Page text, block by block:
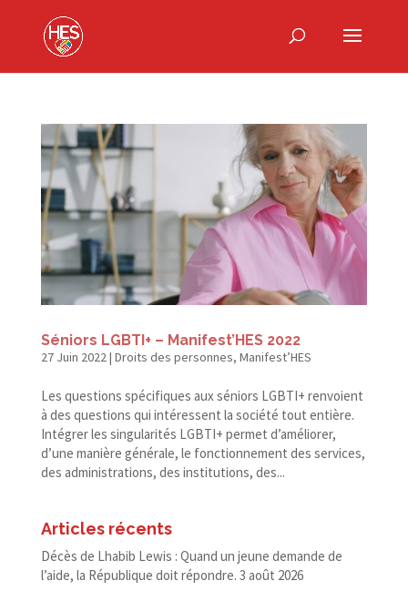
Séniors LGBTI+ – Manifest’HES 2022
27 Juin 2022| Droits des personnes, Manifest’HES
Les questions spécifiques aux séniors LGBTI+ renvoient
à des questions qui intéressent la société tout entière.
Intégrer les singularités LGBTI+ permet d’améliorer,
d’une manière générale, le fonctionnement des services,
des administrations, des institutions, des...
Articles récents
Décès de Lhabib Lewis : Quand un jeune demande de
l’aide, la République doit répondre. 3 août 2026